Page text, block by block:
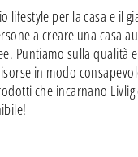
lifestyle per la casa e il
a creare una casa
Puntiamo sulla qualità
in modo
che incarnano